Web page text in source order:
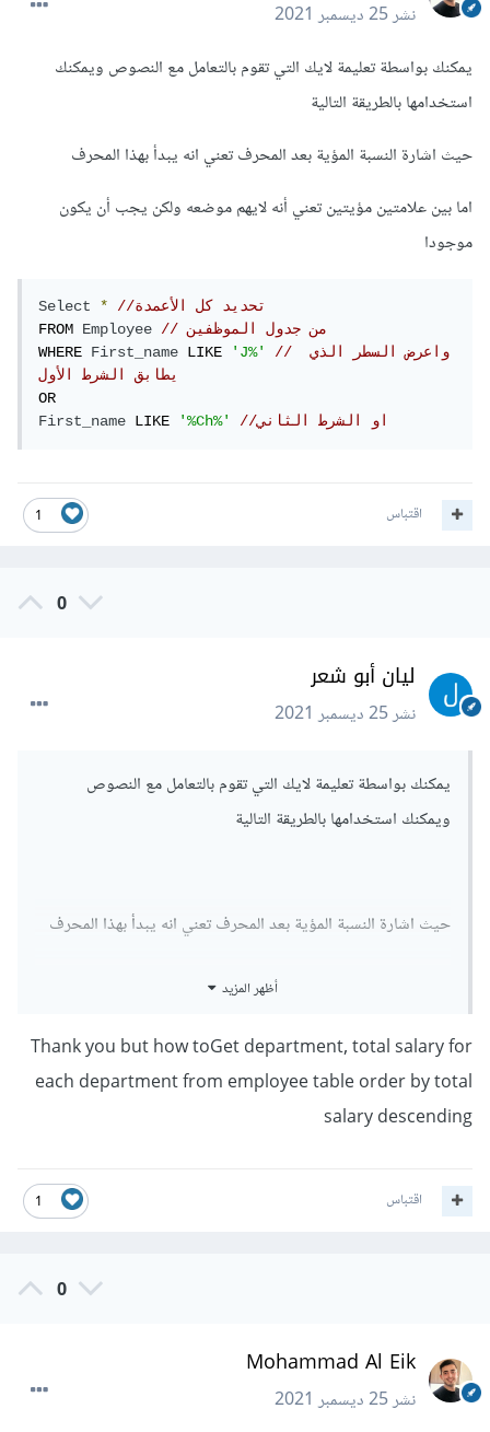
نشر25 ديسمبر 2021
يمكنك بواسطة تعليمة لايك التي تقوم بالتعامل مع النصوص ويمكنك
استخدامها بالطريقة التالية
حيث اشارة النسبة المؤية بعد المحرف تعني انه يبدأ بهذا المحرف
اما بين علامتين مؤيتين تعني أنه لايهم موضعه ولكن يجب أن يكون
موجودا
Select *
//تحديد كل الأعمدة
FROM Employee
// من جدول الموظفين
WHERE First_name LIKE 'J%'
// واعرض السطر الذي
يطابق الشرط الأول
First_name LIKE '%Ch%' //او الشرط الثاني
1 اقتباس
0
ليان أبو شعر
نشر25 ديسمبر 2021
يمكنك بواسطة تعليمة لايك التي تقوم بالتعامل مع النصوص
ويمكنك استخدامها بالطريقة التالية
حيث اشارة النسبة المؤية بعد المحرف تعني انه يبدأ بهذا المحرف
اما بين علامتين مؤيتين تعني أنه لايهم موضعه ولكن يجب أن يكون
// من جدول الموظفين
First_name
أظهر المزيد
Thank you but how toGet department, total salary for
each department from employee table order by total
salary descending
1 اقتباس
0
Mohammad Al Eik
نشر25 ديسمبر 2021